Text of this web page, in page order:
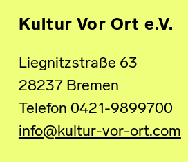
Kultur Vor Ort e.V.
Liegnitzstraße 63
28237 Bremen
Telefon 0421-9899700
info@kultur-vor-ort.com